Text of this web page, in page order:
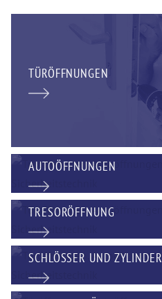
TÜRÖFFNUNGEN
AUTOÖFFNUNGEN
TRESORÖFFNUNG
SCHLÖSSER UND ZYLINDER